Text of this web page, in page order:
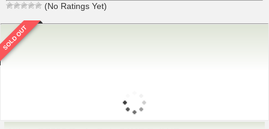
(No Ratings Yet)
SOLD OUT